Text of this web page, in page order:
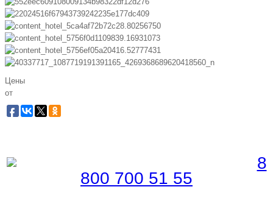
Цены
от
8
800 700 51 55